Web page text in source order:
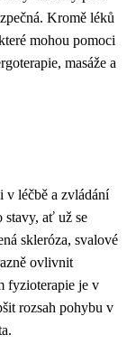
Kromě léků
mohou pomoci
masáže a
v léčbě a zvládání
stavy, ať už se
skleróza, svalové
ovlivnit
fyzioterapie je v
rozsah pohybu v